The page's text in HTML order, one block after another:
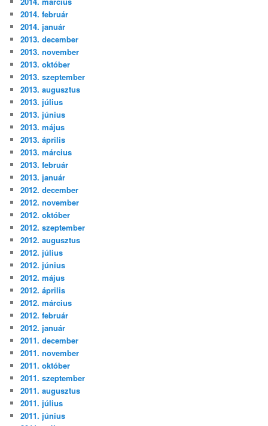
2014. február
2014. január
2013. december
2013. november
2013. október
2013. szeptember
2013. augusztus
2013. július
2013. június
2013. május
2013. április
2013. március
2013. február
2013. január
2012. december
2012. november
2012. október
2012. szeptember
2012. augusztus
2012. július
2012. június
2012. május
2012. április
2012. március
2012. február
2012. január
2011. december
2011. november
2011. október
2011. szeptember
2011. augusztus
2011. július
2011. június